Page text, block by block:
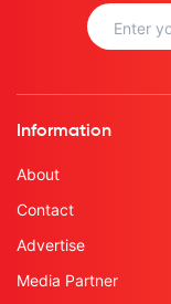
Information
About
Contact
Advertise
Media Partner